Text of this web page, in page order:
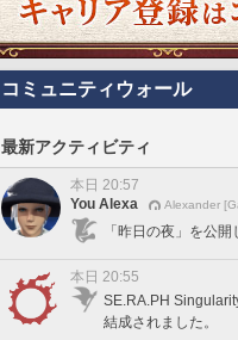
コミュニティウォール
最新アクティビティ
本日 20:57
You Alexa
Alexander
「昨日の夜」を公開
本日 20:55
SE.RA.PH
結成されました。